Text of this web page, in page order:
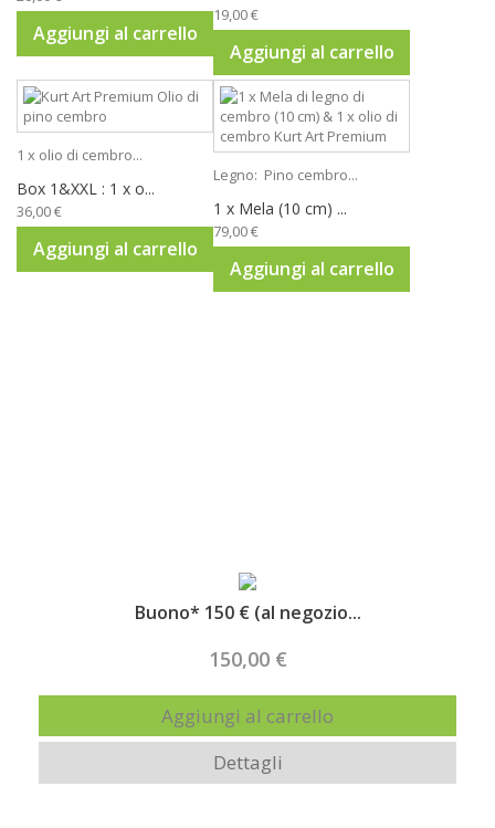
Aggiungi al carrello
19,00 €
Aggiungi al carrello
1 x olio di cembro...
Box 1&XXL : 1 x o...
36,00 €
Aggiungi al carrello
Legno: Pino cembro...
1 x Mela (10 cm) ...
79,00 €
Aggiungi al carrello
Buono* 150 € (al negozio...
150,00 €
Aggiungi al carrello
Dettagli